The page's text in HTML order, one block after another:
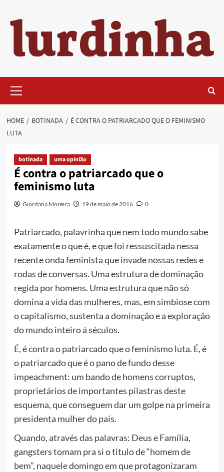
content
Menu
HOME BOTINADA
É CONTRA O PATRIARCADO QUE O FEMINISMO
LUTA
botinada uma opinião
É contra o patriarcado que o
feminismo luta
Giordana Moreira 19 de maio de 2016 0
Patriarcado, palavrinha que nem todo mundo sabe
exatamente o que é, e que foi ressuscitada nessa
recente onda feminista que invade nossas redes e
rodas de conversas. Uma estrutura de dominação
regida por homens. Uma estrutura que não só
domina a vida das mulheres, mas, em simbiose com
o capitalismo, sustenta a dominação e a exploração
do mundo inteiro á séculos.
É, é contra o patriarcado que o feminismo luta. É, é
o patriarcado que é o pano de fundo desse
impeachment: um bando de homens corruptos,
proprietários de importantes pilastras deste
esquema, que conseguem dar um golpe na primeira
presidenta mulher do país.
Quando, através das palavras: Deus e Família,
gangsters tomam pra si o titulo de “homem de
bem”, naquele domingo em que protagonizaram